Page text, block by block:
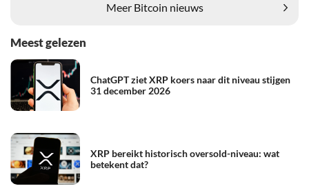
Meer Bitcoin nieuws
Meest gelezen
ChatGPT ziet XRP koers naar dit niveau stijgen
31 december 2026
XRP bereikt historisch oversold-niveau: wat
betekent dat?